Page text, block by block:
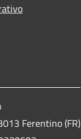
Ferentino (FR)